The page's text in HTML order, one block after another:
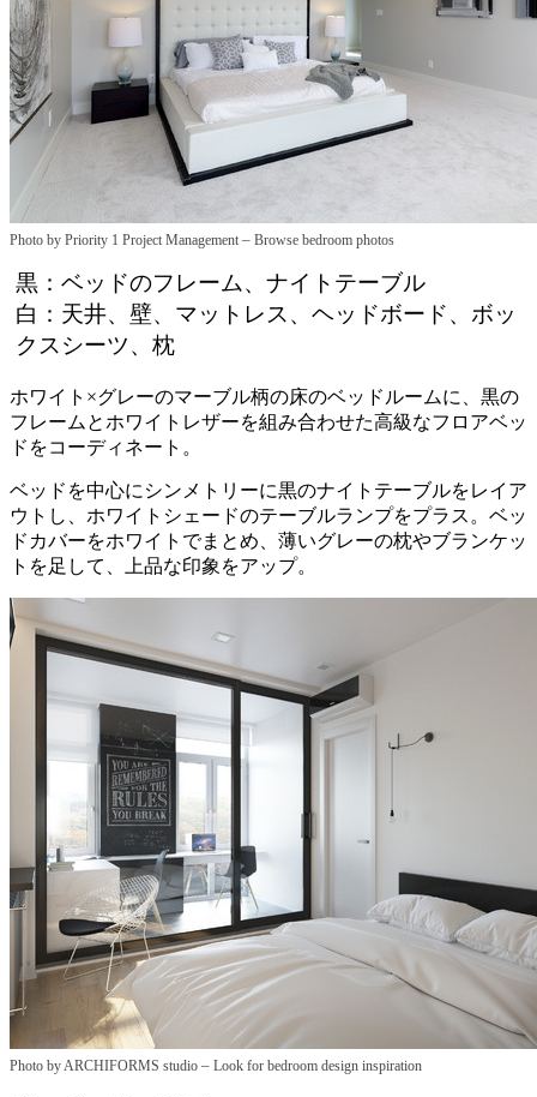
Photo by Priority 1 Project Management – Browse bedroom photos
黒：ベッドのフレーム、ナイトテーブル
白：天井、壁、マットレス、ヘッドボード、ボッ
クスシーツ、枕
ホワイト×グレーのマーブル柄の床のベッドルームに、黒の
フレームとホワイトレザーを組み合わせた高級なフロアベッ
ドをコーディネート。
ベッドを中心にシンメトリーに黒のナイトテーブルをレイア
ウトし、ホワイトシェードのテーブルランプをプラス。ベッ
ドカバーをホワイトでまとめ、薄いグレーの枕やブランケッ
トを足して、上品な印象をアップ。
Photo by ARCHIFORMS studio – Look for bedroom design inspiration